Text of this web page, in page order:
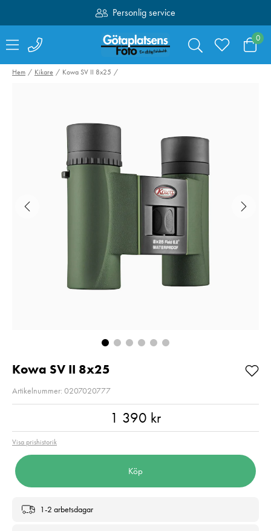
Personlig service
Fri frakt över 1000:-
0
Valoi easy35
Så långt lagret
Hem Kikare Kowa SV II 8x25
Kowa SV II 8x25
Artikelnummer: 0207020777
1 390 kr
Visa prishistorik
Köp
1-2 arbetsdagar